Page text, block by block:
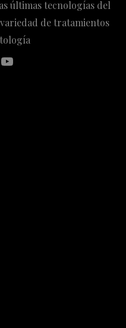
últimas tecnologías del
de tratamientos
YouTube